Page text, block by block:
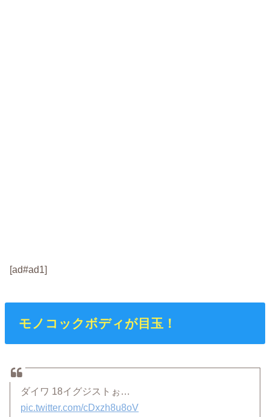
[ad#ad1]
モノコックボディが目玉！
ダイワ 18イグジストぉ…
pic.twitter.com/cDxzh8u8oV